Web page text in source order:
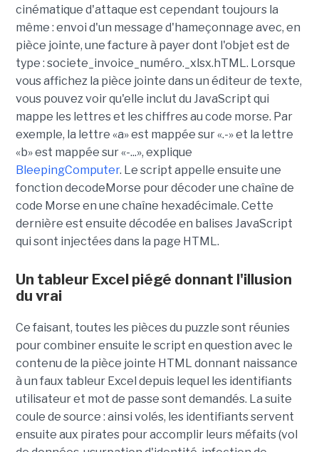
cinématique d'attaque est cependant toujours la
même : envoi d'un message d'hameçonnage avec, en
pièce jointe, une facture à payer dont l'objet est de
type : societe_invoice_numéro._xlsx.hTML. Lorsque
vous affichez la pièce jointe dans un éditeur de texte,
vous pouvez voir qu'elle inclut du JavaScript qui
mappe les lettres et les chiffres au code morse. Par
exemple, la lettre «a» est mappée sur «.-» et la lettre
«b» est mappée sur «-...», explique
BleepingComputer. Le script appelle ensuite une
fonction decodeMorse pour décoder une chaîne de
code Morse en une chaîne hexadécimale. Cette
dernière est ensuite décodée en balises JavaScript
qui sont injectées dans la page HTML.
Un tableur Excel piégé donnant l'illusion
du vrai
Ce faisant, toutes les pièces du puzzle sont réunies
pour combiner ensuite le script en question avec le
contenu de la pièce jointe HTML donnant naissance
à un faux tableur Excel depuis lequel les identifiants
utilisateur et mot de passe sont demandés. La suite
coule de source : ainsi volés, les identifiants servent
ensuite aux pirates pour accomplir leurs méfaits (vol